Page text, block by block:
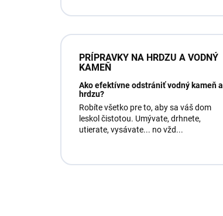
PRÍPRAVKY NA HRDZU A VODNÝ
KAMEŇ
Ako efektívne odstrániť vodný kameň a
hrdzu?
Robíte všetko pre to, aby sa váš dom
leskol čistotou. Umývate, drhnete,
utierate, vysávate... no vžd...